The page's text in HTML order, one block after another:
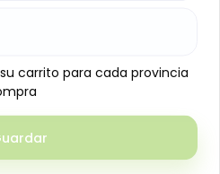
Jumex, (6 unidades x 200
y refrescantes.
fruta, cada sabor ofrece
es dulce y ligero,
venir clarificado o con algo
carrito para cada provincia
carrito para cada provincia